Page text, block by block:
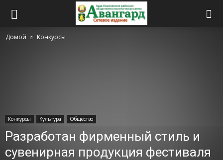
Домой Конкурсы
Конкурсы Культура Общество
Разработан фирменный стиль и
сувенирная продукция фестиваля